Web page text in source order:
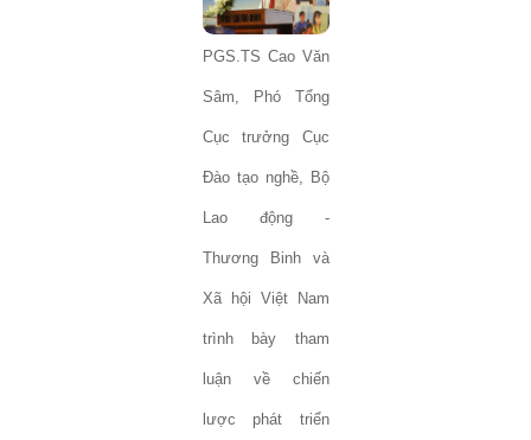
PGS.TS Cao Văn
Sâm, Phó Tổng
Cục trưởng Cục
Đào tạo nghề, Bộ
Lao động -
Thương Binh và
Xã hội Việt Nam
trình bày tham
luận về chiến
lược phát triển